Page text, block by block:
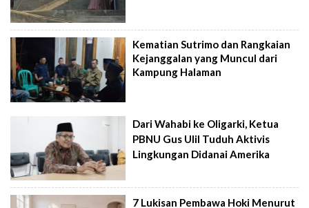
Kematian Sutrimo dan Rangkaian
Kejanggalan yang Muncul dari
Kampung Halaman
Dari Wahabi ke Oligarki, Ketua
PBNU Gus Ulil Tuduh Aktivis
Lingkungan Didanai Amerika
7 Lukisan Pembawa Hoki Menurut